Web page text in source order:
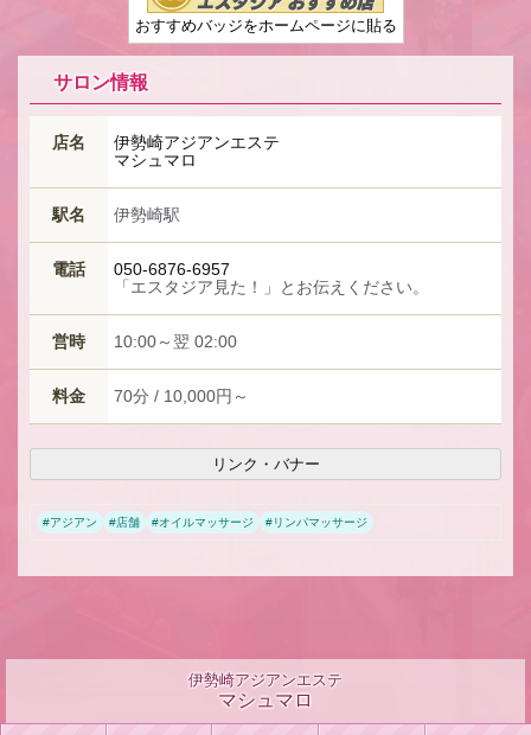
★
おすすめバッジをホームページに貼る
サロン情報
店名
伊勢崎アジアンエステ
マシュマロ
駅名 伊勢崎駅
電話
050-6876-6957
「エスタジア見た！」とお伝えください。
営時 10:00～翌 02:00
料金 70分 / 10,000円～
リンク・バナー
#アジアン #店舗 #オイルマッサージ #リンパマッサージ
伊勢崎アジアンエステ
マシュマロ